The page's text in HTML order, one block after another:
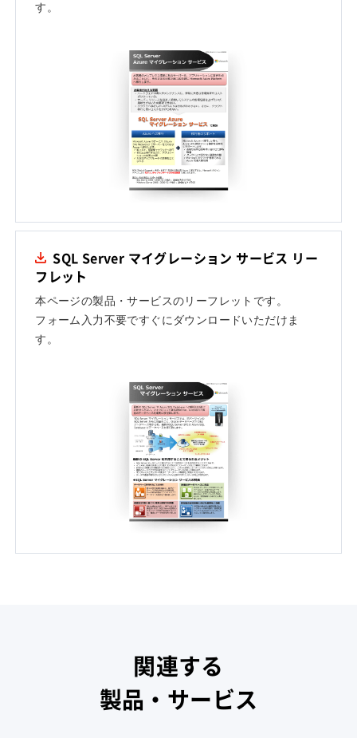
す。
SQL Server マイグレーション サービス リー
フレット
本ページの製品・サービスのリーフレットです。
フォーム入力不要ですぐにダウンロードいただけま
す。
関連する
製品・サービス